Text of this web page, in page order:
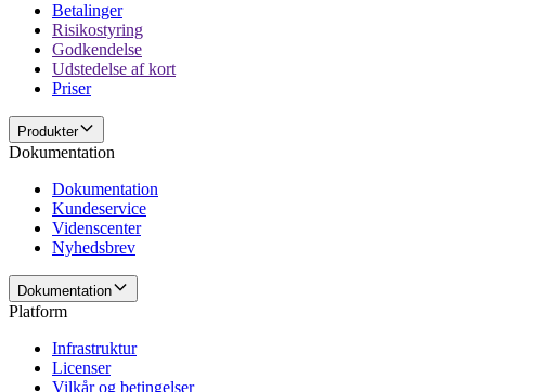
Betalinger
Risikostyring
Godkendelse
Udstedelse af kort
Priser
Produkter
Dokumentation
Dokumentation
Kundeservice
Videnscenter
Nyhedsbrev
Dokumentation
Platform
Infrastruktur
Licenser
Vilkår og betingelser